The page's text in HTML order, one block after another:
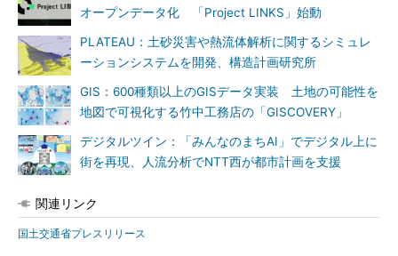
オープンデータ化 「Project LINKS」始動
PLATEAU：土砂災害や熱流体解析に関するシミュレ
ーションシステムを開発、構造計画研究所
GIS：600種類以上のGISデータ実装 土地の可能性を
地図で可視化する竹中工務店の「GISCOVERY」
デジタルツイン：「みんなのまちAI」でデジタル上に
街を再現、人流分析でNTT西が都市計画を支援
関連リンク
国土交通省プレスリリース